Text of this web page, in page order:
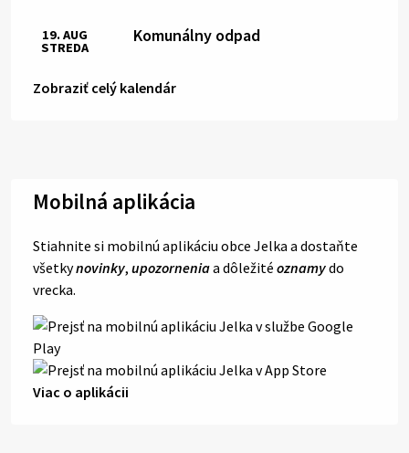
Komunálny odpad
19. AUG
STREDA
Zobraziť celý kalendár
Mobilná aplikácia
Stiahnite si mobilnú aplikáciu obce Jelka a dostaňte
všetkynovinky, upozorneniaa dôležité oznamydo
vrecka.
Viac o aplikácii